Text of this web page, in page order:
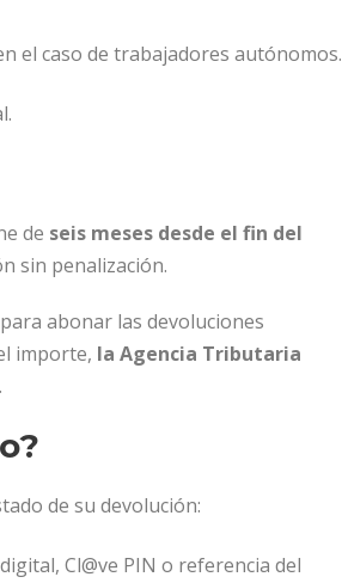
el caso de trabajadores autónomos.
de seis meses desde el fin del
sin penalización.
para abonar las devoluciones
importe, la Agencia Tributaria
de su devolución:
Cl@ve PIN o referencia del